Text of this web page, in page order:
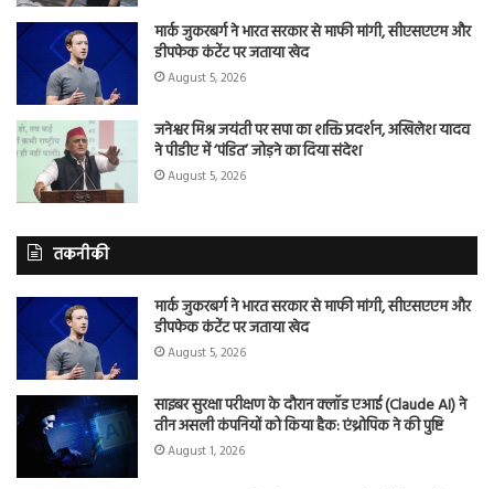
मार्क जुकरबर्ग ने भारत सरकार से माफी मांगी, सीएसएएम और
डीपफेक कंटेंट पर जताया खेद
August 5, 2026
जनेश्वर मिश्र जयंती पर सपा का शक्ति प्रदर्शन, अखिलेश यादव
ने पीडीए में ‘पंडित’ जोड़ने का दिया संदेश
August 5, 2026
तकनीकी
मार्क जुकरबर्ग ने भारत सरकार से माफी मांगी, सीएसएएम और
डीपफेक कंटेंट पर जताया खेद
August 5, 2026
साइबर सुरक्षा परीक्षण के दौरान क्लॉड एआई (Claude AI) ने
तीन असली कंपनियों को किया हैक: एंथ्रोपिक ने की पुष्टि
August 1, 2026